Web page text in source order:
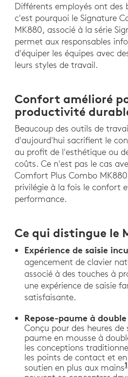
Différents employés ont des
c'est pourquoi le Signature
MK880, associé à la série
permet aux responsables
d'équiper les équipes avec
leurs styles de travail.
Confort amélioré
productivité
Beaucoup des outils de
d'aujourd'hui sacrifient le
au profit de l'esthétique ou
coûts. Ce n'est pas le cas
Comfort Plus Combo
privilégie à la fois le confort
performance.
Ce qui distingue le
Expérience de saisie
agencement de clavier
associé à des touches à
une expérience de saisie
satisfaisante.
Repose-paume à
Conçu pour des heures
paume en mousse à
les conceptions
les points de contact et
soutien en plus aux mains1